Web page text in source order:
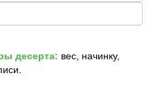
десерта: вес, начинку,